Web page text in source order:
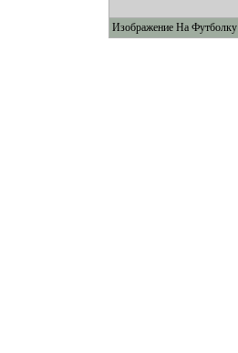
Изображение На Футболку